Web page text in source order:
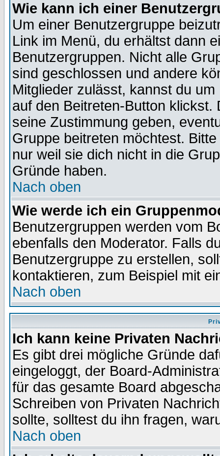
Wie kann ich einer
Um einer Benutzergruppe
Link im Menü, du erhältst dann
Benutzergruppen. Nicht alle
sind geschlossen und andere
Mitglieder zulässt, kannst du
auf den Beitreten-Button
seine Zustimmung geben,
Gruppe beitreten möchtest.
nur weil sie dich nicht in die
Gründe haben.
Nach oben
Wie werde ich ein
Benutzergruppen werden vom
ebenfalls den Moderator. Falls
Benutzergruppe zu erstellen,
kontaktieren, zum Beispiel mit
Nach oben
Ich kann keine Privaten
Es gibt drei mögliche Gründe
eingeloggt, der Board-
für das gesamte Board
Schreiben von Privaten
sollte, solltest du ihn fragen,
Nach oben